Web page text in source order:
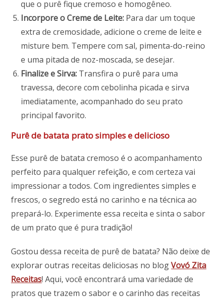
que o purê fique cremoso e homogêneo.
Incorpore o Creme de Leite: Para dar um toque
extra de cremosidade, adicione o creme de leite e
misture bem. Tempere com sal, pimenta-do-reino
e uma pitada de noz-moscada, se desejar.
Finalize e Sirva: Transfira o purê para uma
travessa, decore com cebolinha picada e sirva
imediatamente, acompanhado do seu prato
principal favorito.
Purê de batata prato simples e delicioso
Esse purê de batata cremoso é o acompanhamento
perfeito para qualquer refeição, e com certeza vai
impressionar a todos. Com ingredientes simples e
frescos, o segredo está no carinho e na técnica ao
prepará-lo. Experimente essa receita e sinta o sabor
de um prato que é pura tradição!
Gostou dessa receita de purê de batata? Não deixe de
explorar outras receitas deliciosas no blogVovó Zita
Receitas! Aqui, você encontrará uma variedade de
pratos que trazem o sabor e o carinho das receitas